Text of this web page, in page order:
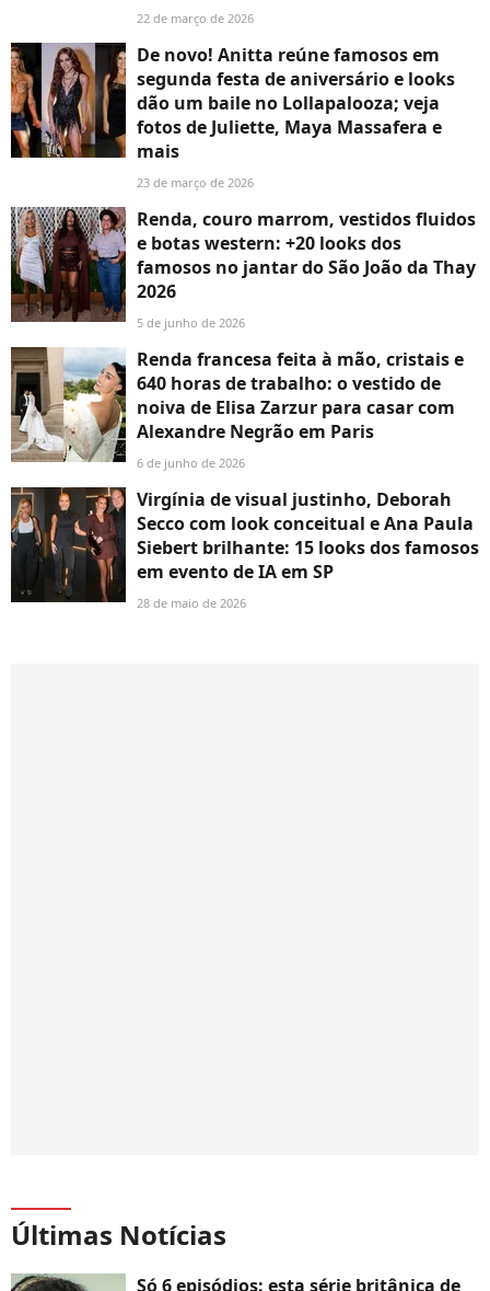
22 de março de 2026
De novo! Anitta reúne famosos em
segunda festa de aniversário e looks
dão um baile no Lollapalooza; veja
fotos de Juliette, Maya Massafera e
mais
23 de março de 2026
Renda, couro marrom, vestidos fluidos
e botas western: +20 looks dos
famosos no jantar do São João da Thay
2026
5 de junho de 2026
Renda francesa feita à mão, cristais e
640 horas de trabalho: o vestido de
noiva de Elisa Zarzur para casar com
Alexandre Negrão em Paris
6 de junho de 2026
Virgínia de visual justinho, Deborah
Secco com look conceitual e Ana Paula
Siebert brilhante: 15 looks dos famosos
em evento de IA em SP
28 de maio de 2026
Últimas Notícias
Só 6 episódios: esta série britânica de